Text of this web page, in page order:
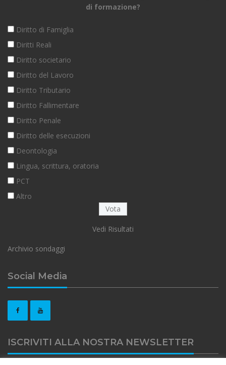
di formazione?
Diritto di Famiglia
Diritti Reali
Diritto societario
Diritto del Lavoro
Diritto Tributario
Diritto Fallimentare
Diritto Penale
Diritto delle esecuzioni
Deontologia
Lingua, scrittura, oratoria
PCT
Altro
Vedi Risultati
Archivio sondaggi
Social Media
ISCRIVITI ALLA NOSTRA NEWSLETTER